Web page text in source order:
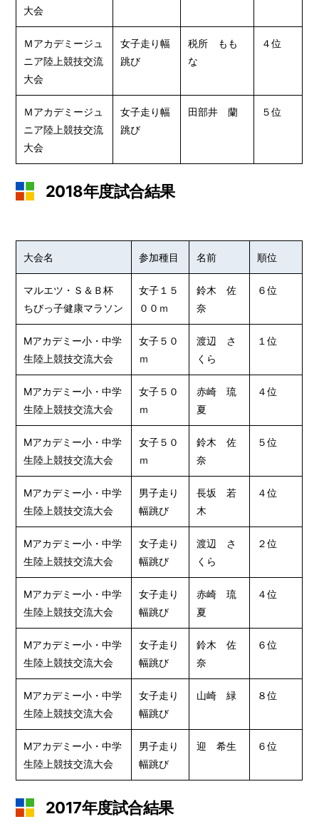
大会
Ｍアカデミージュ
ニア陸上競技交流
大会
女子走り幅
跳び
税所 もも
な
４位
Ｍアカデミージュ
ニア陸上競技交流
大会
女子走り幅
跳び
田部井 蘭 ５位
2018年度試合結果
大会名 参加種目 名前 順位
マルエツ・Ｓ＆Ｂ杯
ちびっ子健康マラソン
女子１５
００ｍ
鈴木 佐
奈
６位
Mアカデミー小・中学
生陸上競技交流大会
女子５０
ｍ
渡辺 さ
くら
１位
Mアカデミー小・中学
生陸上競技交流大会
女子５０
ｍ
赤崎 琉
夏
４位
Mアカデミー小・中学
生陸上競技交流大会
女子５０
ｍ
鈴木 佐
奈
５位
Mアカデミー小・中学
生陸上競技交流大会
男子走り
幅跳び
長坂 若
木
４位
Mアカデミー小・中学
生陸上競技交流大会
女子走り
幅跳び
渡辺 さ
くら
２位
Mアカデミー小・中学
生陸上競技交流大会
女子走り
幅跳び
赤崎 琉
夏
４位
Mアカデミー小・中学
生陸上競技交流大会
女子走り
幅跳び
鈴木 佐
奈
６位
Mアカデミー小・中学
生陸上競技交流大会
女子走り
幅跳び
山崎 緑 ８位
Mアカデミー小・中学
生陸上競技交流大会
男子走り
幅跳び
迎 希生 ６位
2017年度試合結果